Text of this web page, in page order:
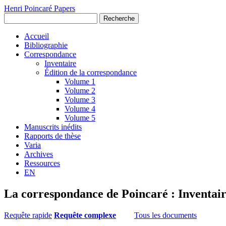
Henri Poincaré Papers
Recherche
Accueil
Bibliographie
Correspondance
Inventaire
Édition de la correspondance
Volume 1
Volume 2
Volume 3
Volume 4
Volume 5
Manuscrits inédits
Rapports de thèse
Varia
Archives
Ressources
EN
La correspondance de Poincaré :
Requête rapide Requête complexe Tous les documents